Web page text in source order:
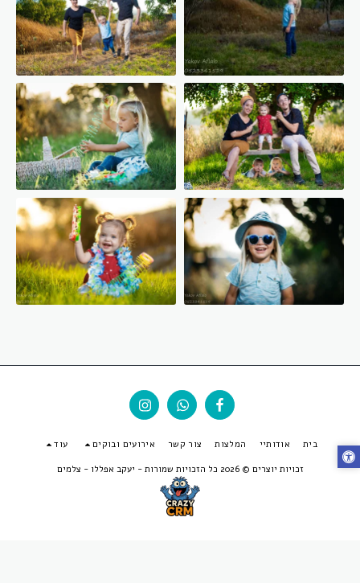
בית אודותיי המלצות צור קשר אירועים ובוקים עוד
זכויות יוצרים © 2026 כל הזכויות שמורות - יעקב אפללו - צלמים